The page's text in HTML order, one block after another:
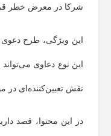
شرکا در معرض خطر
این ویژگی، طرح
این نوع دعاوی
نقش تعیین‌کننده‌ای در
در این محتوا، قصد